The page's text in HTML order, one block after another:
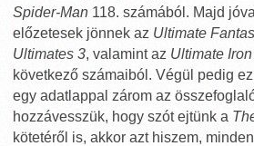
Spider-Man 118. számából. Majd
előzetesek jönnek az Ultimate
Ultimates 3, valamint az Ultimate
következő számaiból. Végül pedig
egy adatlappal zárom az
hozzávesszük, hogy szót ejtünk a
kötetéről is, akkor azt hiszem,